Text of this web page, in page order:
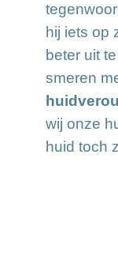
hij iets op
beter uit
smeren
wij onze
huid toch